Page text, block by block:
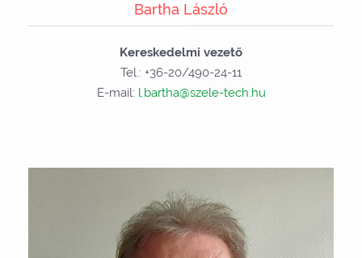
Bartha László
Kereskedelmi vezető
Tel.: +36-20/490-24-11
E-mail: l.bartha@szele-tech.hu